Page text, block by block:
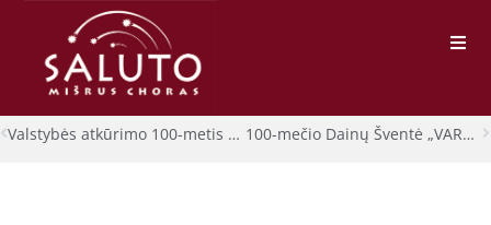
Valstybės atkūrimo 100-metis Lietuvos tautinio atgimimo ąžuolyne 100-mečio Dainų Šventė „VARDAN TOS…“ Kaune